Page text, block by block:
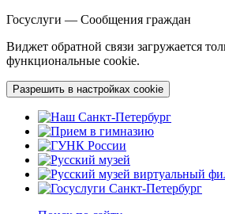
Госуслуги — Сообщения граждан
Виджет обратной связи загружается
функциональные cookie.
Разрешить в настройках cookie